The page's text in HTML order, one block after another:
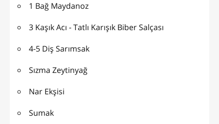
1 Bağ Maydanoz
3 Kaşık Acı - Tatlı Karışık Biber Salçası
4-5 Diş Sarımsak
Sızma Zeytinyağ
Nar Ekşisi
Sumak